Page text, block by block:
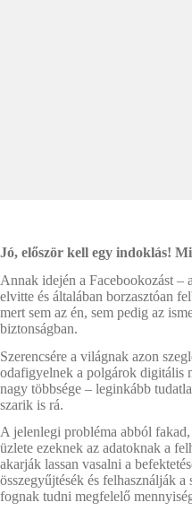
Jó, először kell egy indoklás!
Annak idején a Facebookozást –
elvitte és általában borzasztóan
mert sem az én, sem pedig az
biztonságban.
Szerencsére a világnak azon
odafigyelnek a polgárok digitális
nagy többsége – leginkább
szarik is rá.
A jelenlegi probléma abból
üzlete ezeknek az adatoknak a
akarják lassan vasalni a
összegyűjtésék és felhasználják
fognak tudni megfelelő